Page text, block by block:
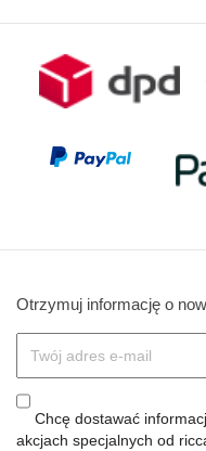
Otrzymuj informację o
Chcę dostawać
akcjach specjalnych od